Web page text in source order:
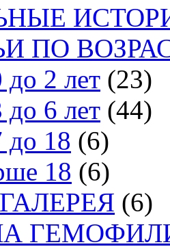
ПО
2 лет (23)
6 лет (44)
до 18 (6)
18 (6)
(6)